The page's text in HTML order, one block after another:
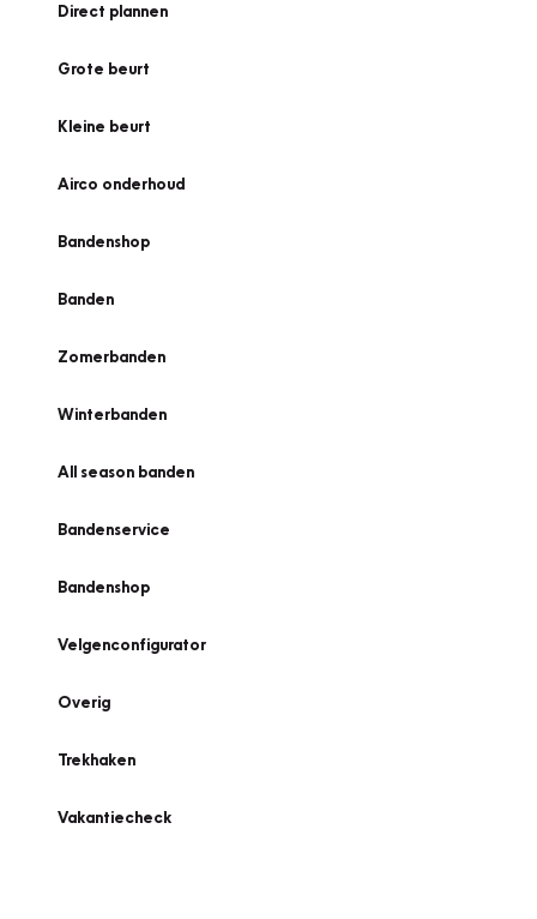
Direct plannen
Grote beurt
Kleine beurt
Airco onderhoud
Bandenshop
Banden
Zomerbanden
Winterbanden
All season banden
Bandenservice
Bandenshop
Velgenconfigurator
Overig
Trekhaken
Vakantiecheck